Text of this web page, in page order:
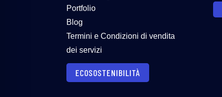
Portfolio
Blog
Termini e Condizioni di vendita
dei servizi
ECOSOSTENIBILITÀ